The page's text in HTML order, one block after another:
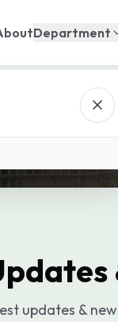
Department
updates &